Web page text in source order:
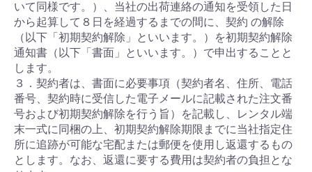
いて同様です。）、当社の出荷連絡の通知を受領した日
から起算して８日を経過するまでの間に、契約 の解除
（以下「初期契約解除」といいます。）を初期契約解除
通知書（以下「書面」といいます。）で申出することと
します。
３．契約者は、書面に必要事項（契約者名、住所、電話
番号、契約時に受信した電子メールに記載された注文番
号および初期契約解除を行う旨）を記載し、レンタル端
末一式に同梱の上、初期契約解除期限までに当社指定住
所に追跡が可能な宅配または郵便を使用し返還するもの
とします。なお、返還に要する費用は契約者の負担とな